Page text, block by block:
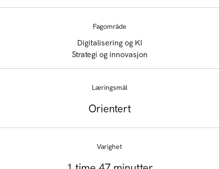
Fagområde
Digitalisering og KI
Strategi og innovasjon
Læringsmål
Orientert
Varighet